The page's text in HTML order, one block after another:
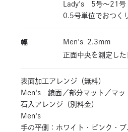
Lady's 5号～21号
0.5号単位でおつく
幅 Men's
2.3mm
正面中央を測定し
表面加工アレンジ（無料）
Men's 鏡面／部分マット／マッ
石入アレンジ（別料金）
Men's
手の平側：ホワイト・ピンク・